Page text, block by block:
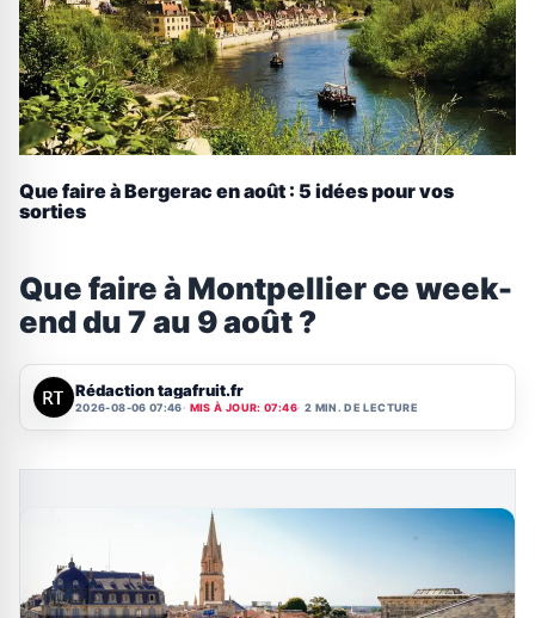
Que faire à Bergerac en août : 5 idées pour vos
sorties
Que faire à Montpellier ce week-
end du 7 au 9 août ?
Rédaction tagafruit.fr
2026-08-06 07:46 MIS À JOUR: 07:46 2 MIN. DE LECTURE